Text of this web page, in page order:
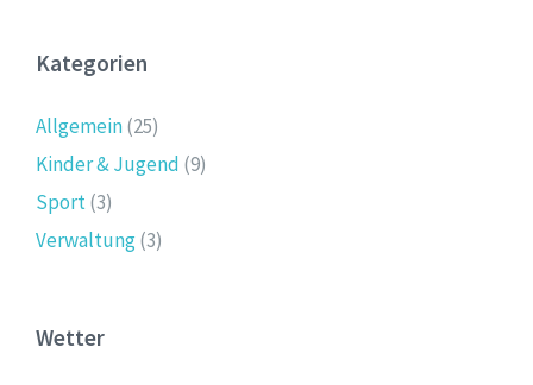
Kategorien
Allgemein(25)
Kinder & Jugend (9)
Sport(3)
Verwaltung(3)
Wetter